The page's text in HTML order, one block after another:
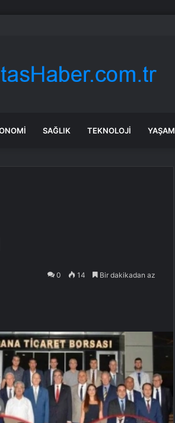
bugün neden yükseliyor?
SAĞLIK TEKNOLOJI YAŞAM
0 14 Bir dakikadan az